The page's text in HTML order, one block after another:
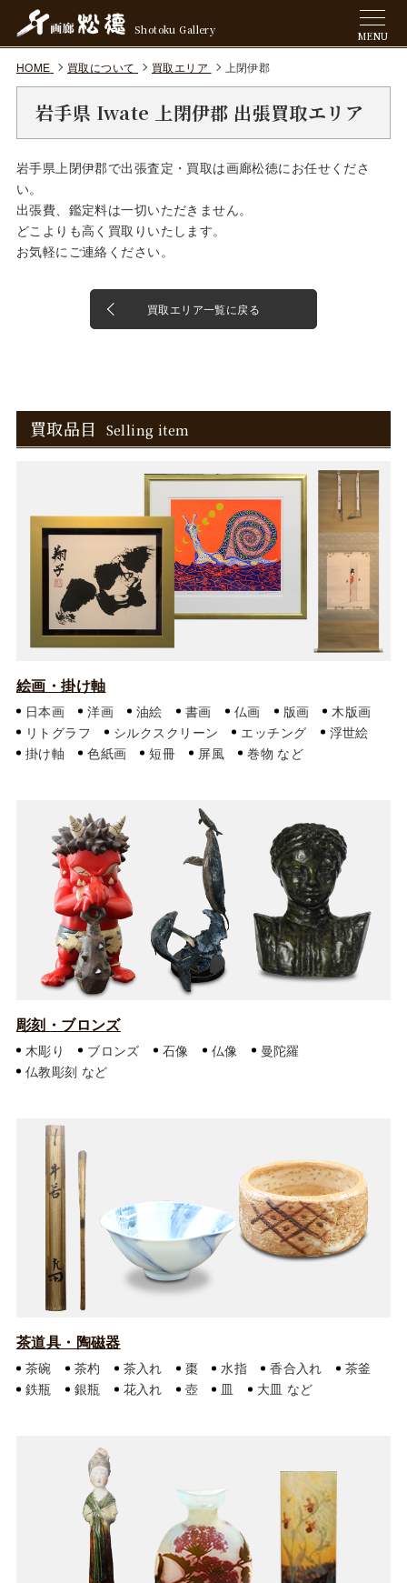
Shotoku Gallery MENU
HOME 買取について 買取エリア 上閉伊郡
岩手県 Iwate 上閉伊郡 出張買取エリア
岩手県上閉伊郡で出張査定・買取は画廊松徳にお任せくださ
い。
出張費、鑑定料は一切いただきません。
どこよりも高く買取りいたします。
お気軽にご連絡ください。
買取エリア一覧に戻る
買取品目 Selling item
絵画・掛け軸
日本画 洋画 油絵 書画 仏画 版画
木版画
リトグラフ
シルクスクリーン エッチング
浮世絵
掛け軸
色紙画 短冊 屏風 巻物
彫刻・ブロンズ
木彫り ブロンズ 石像 仏像
曼陀羅
仏教彫刻
茶道具・陶磁器
茶碗 茶杓 茶入れ 棗 水指 香合入れ
茶釜
鉄瓶
銀瓶 花入れ 壺 皿 大皿